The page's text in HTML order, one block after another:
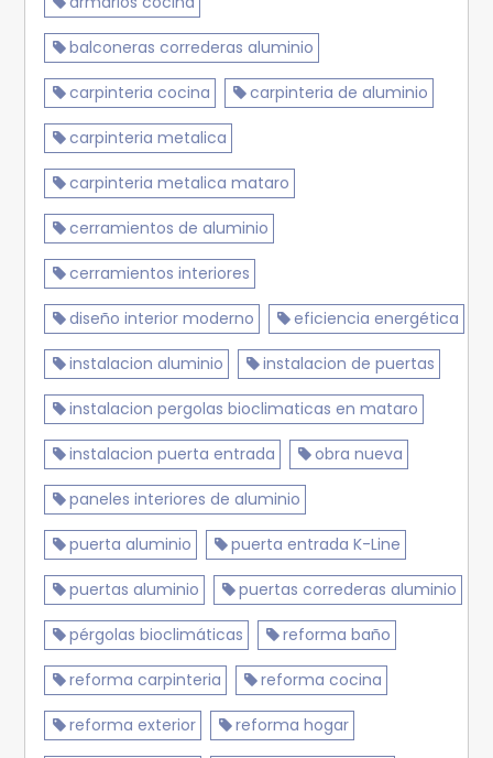
balconeras correderas aluminio
carpinteria cocina carpinteria de aluminio
carpinteria metalica
carpinteria metalica mataro
cerramientos de aluminio
cerramientos interiores
diseño interior moderno eficiencia energética
instalacion aluminio instalacion de puertas
instalacion pergolas bioclimaticas en mataro
instalacion puerta entrada obra nueva
paneles interiores de aluminio
puerta aluminio puerta entrada K-Line
puertas aluminio puertas correderas aluminio
pérgolas bioclimáticas reforma baño
reforma carpinteria reforma cocina
reforma exterior reforma hogar